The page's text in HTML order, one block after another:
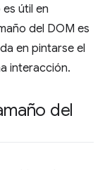
útil en
del DOM es
en pintarse el
interacción.
del